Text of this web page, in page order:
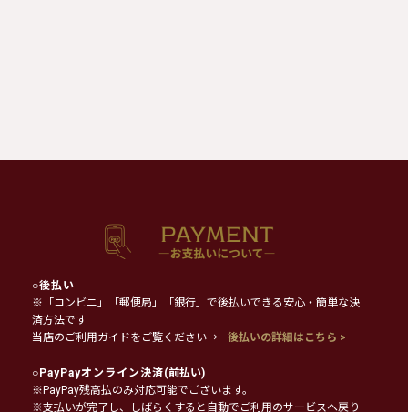
○後払い
※「コンビニ」「郵便局」「銀行」で後払いできる安心・簡単な決
済方法です
当店のご利用ガイドをご覧ください→
後払いの詳細はこちら >
○PayPayオンライン決済(前払い)
※PayPay残高払のみ対応可能でございます。
※支払いが完了し、しばらくすると自動でご利用のサービスへ戻り